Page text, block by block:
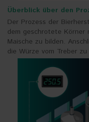
Überblick über den
Der Prozess der
dem geschrotete Körner
Maische zu bilden.
die Würze vom Treber